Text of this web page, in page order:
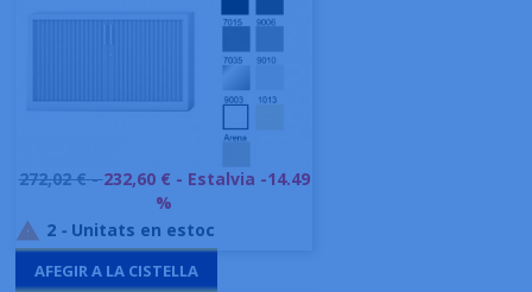
Preu
272,02 € -232,60 € - Estalvia -14.49
%
 2 - Unitats en estoc
AFEGIR A LA CISTELLA